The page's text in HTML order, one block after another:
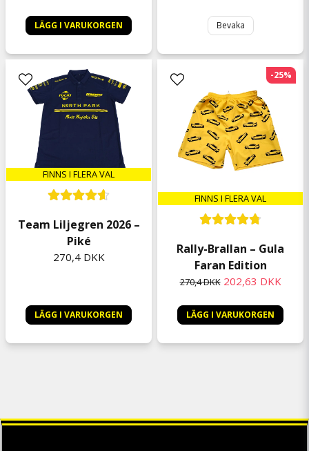
LÄGG I VARUKORGEN Bevaka
FINNS I FLERA VAL
Team Liljegren 2026 –
Piké
270,4 DKK
LÄGG I VARUKORGEN
FINNS I FLERA VAL
Rally-Brallan – Gula
Faran Edition
270,4 DKK 202,63 DKK
LÄGG I VARUKORGEN
-25%